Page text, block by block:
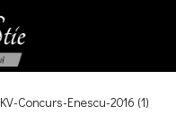
KV-Concurs-Enescu-2016 (1)